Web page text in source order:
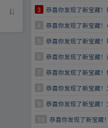
3
恭喜你发现了新宝藏
4
恭喜你发现了新宝藏
5
恭喜你发现了新宝藏
6
恭喜你发现了新宝藏
7
恭喜你发现了新宝藏
8
恭喜你发现了新宝藏
9
恭喜你发现了新宝藏
10
恭喜你发现了新宝藏